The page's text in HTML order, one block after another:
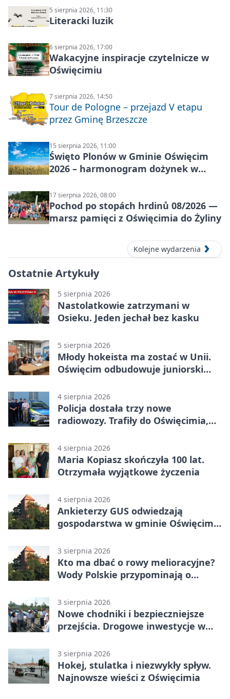
5 sierpnia 2026, 11:30
Literacki luzik
6 sierpnia 2026, 17:00
Wakacyjne inspiracje czytelnicze w
Oświęcimiu
7 sierpnia 2026, 14:50
Tour de Pologne – przejazd V etapu
przez Gminę Brzeszcze
15 sierpnia 2026, 11:00
Święto Plonów w Gminie Oświęcim
2026 – harmonogram dożynek w
17 sierpnia 2026, 08:00
Pochod po stopách hrdinů 08/2026 —
marsz pamięci z Oświęcimia do Żyliny
Kolejne wydarzenia
Ostatnie Artykuły
5 sierpnia 2026
Nastolatkowie zatrzymani w
Osieku. Jeden jechał bez kasku
5 sierpnia 2026
Młody hokeista ma zostać w Unii.
Oświęcim odbudowuje juniorski
4 sierpnia 2026
Policja dostała trzy nowe
radiowozy. Trafiły do Oświęcimia,
4 sierpnia 2026
Maria Kopiasz skończyła 100 lat.
Otrzymała wyjątkowe życzenia
4 sierpnia 2026
Ankieterzy GUS odwiedzają
gospodarstwa w gminie Oświęcim.
3 sierpnia 2026
Kto ma dbać o rowy melioracyjne?
Wody Polskie przypominają o
3 sierpnia 2026
Nowe chodniki i bezpieczniejsze
przejścia. Drogowe inwestycje w
3 sierpnia 2026
Hokej, stulatka i niezwykły spływ.
Najnowsze wieści z Oświęcimia